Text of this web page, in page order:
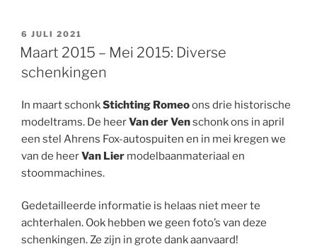
GEPLAATST
OP
6 JULI 2021
Maart 2015 – Mei 2015: Diverse
schenkingen
In maart schonkStichting Romeoons drie historische
modeltrams. De heerVan der Venschonk ons in april
een stel Ahrens Fox-autospuiten en in mei kregen we
van de heerVan Lier modelbaanmateriaal en
stoommachines.
Gedetailleerde informatie is helaas niet meer te
achterhalen. Ook hebben we geen foto’s van deze
schenkingen. Ze zijn in grote dank aanvaard!